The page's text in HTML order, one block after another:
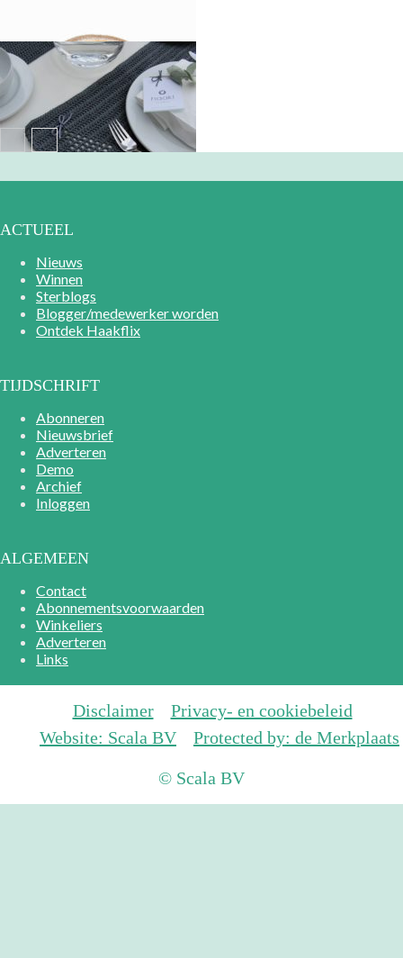
Mooi gedekt
ACTUEEL
Nieuws
Winnen
Sterblogs
Blogger/medewerker worden
Ontdek Haakflix
TIJDSCHRIFT
Abonneren
Nieuwsbrief
Adverteren
Demo
Archief
Inloggen
ALGEMEEN
Contact
Abonnementsvoorwaarden
Winkeliers
Adverteren
Links
Disclaimer
Privacy- en cookiebeleid
Website: Scala BV
Protected by: de Merkplaats
© Scala BV